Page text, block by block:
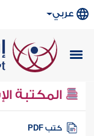
عربي
المكتبة